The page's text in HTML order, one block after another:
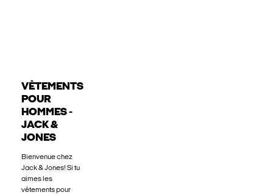
VÊTEMENTS
POUR
HOMMES -
JACK &
JONES
Bienvenue chez
Jack & Jones! Si tu
aimes les
vêtements pour